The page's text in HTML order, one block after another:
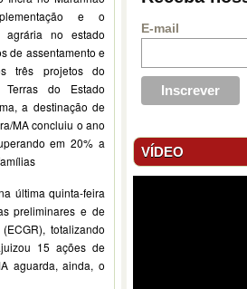
e o
agrária no estado
de assentamento e
três projetos do
do Estado
a destinação de
MA concluiu o ano
em 20% a
última quinta-feira
preliminares e de
totalizando
15 ações de
aguarda, ainda, o
E-mail
VÍDEO